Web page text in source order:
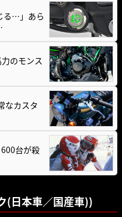
る…」あら
のモンス
なカスタ
台が殺
(日本車／国産車))